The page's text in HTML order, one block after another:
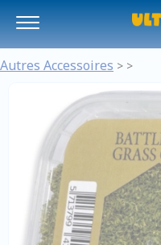
Autres Accessoires > >